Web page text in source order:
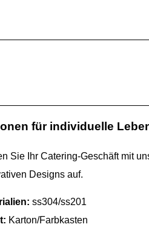
für individuelle
Sie Ihr Catering-Geschäft mit
Designs auf.
ss304/ss201
Karton/Farbkasten